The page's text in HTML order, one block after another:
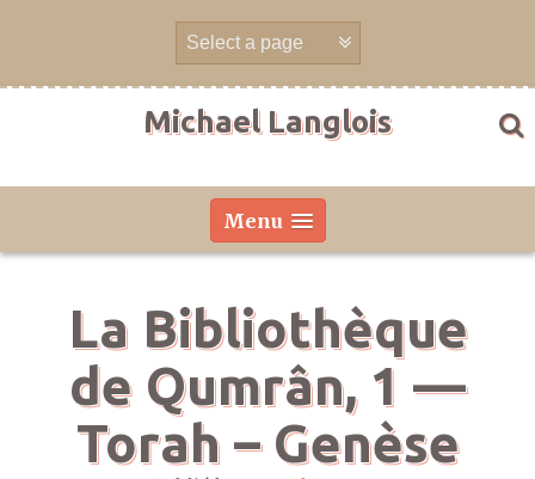
Michael Langlois
Menu
La Bibliothèque
de Qumrân, 1 —
Torah – Genèse